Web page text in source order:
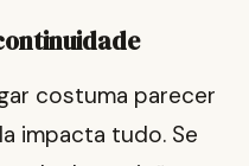
costuma parecer
impacta tudo. Se